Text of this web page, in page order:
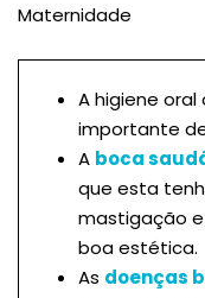
Maternidade
A higiene
importante
A boca
que esta
mastigação
boa estética.
As doenças